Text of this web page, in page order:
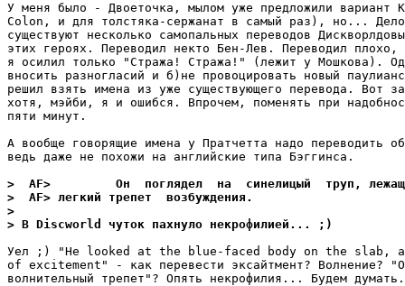
У меня было - Двоеточка, мылом уже предложили вариант
Colon, и для толстяка-сержанат в самый раз), но...
существуют несколько самопальных переводов
этих героях. Переводил некто Бен-Лев. Переводил плохо,
я осилил только "Стража! Стража!" (лежит у Мошкова).
вносить разногласий и б)не провоцировать новый
решил взять имена из уже существующего перевода. Вот
хотя, мэйби, я и ошибся. Впрочем, поменять при
пяти минут.
А вообще говорящие имена у Пратчетта надо переводить
ведь даже не похожи на английские типа Бэггинса.
>  AF>         Он  поглядел  на  синелицый  труп,
>  AF> легкий трепет  возбуждения.
>
> В Discworld чуток пахнуло некрофилией... ;)
Уел ;) "He looked at the blue-faced body on the
of excitement" - как перевести эксайтмент? Волнение?
волнительный трепет"? Опять некрофилия... Будем думать.